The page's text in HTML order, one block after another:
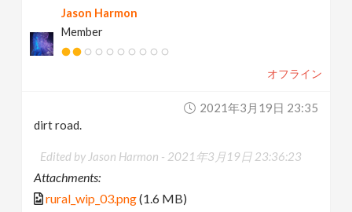
Jason Harmon
Member
オフライン
2021年3月19日 23:35
dirt road.
Edited by Jason Harmon - 2021年3月19日 23:36:23
Attachments:
rural_wip_03.png(1.6 MB)